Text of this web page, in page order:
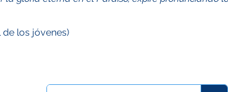
de los jóvenes)